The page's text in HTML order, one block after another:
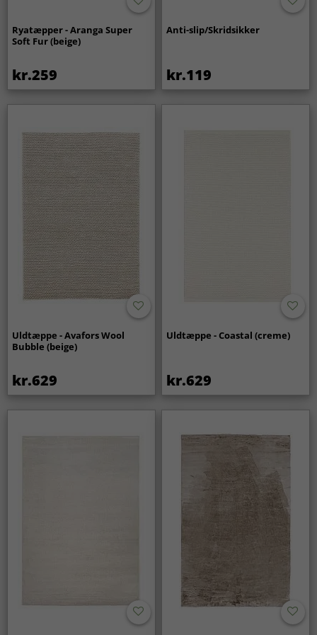
Ryatæpper - Aranga Super
Soft Fur (beige)
kr.259
Anti-slip/Skridsikker
kr.119
Uldtæppe - Avafors Wool
Bubble (beige)
kr.629
Uldtæppe - Coastal (creme)
kr.629